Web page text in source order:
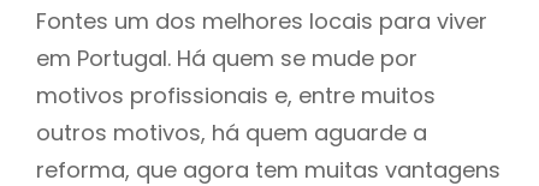
Fontes um dos melhores locais para viver
em Portugal. Há quem se mude por
motivos profissionais e, entre muitos
outros motivos, há quem aguarde a
reforma, que agora tem muitas vantagens